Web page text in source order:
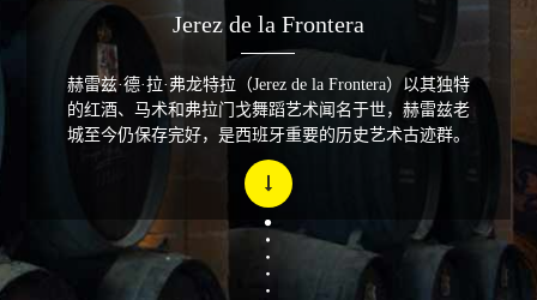
Jerez de la Frontera
赫雷兹·德·拉·弗龙特拉（Jerez de la Frontera）以其独特
的红酒、马术和弗拉门戈舞蹈艺术闻名于世，赫雷兹老
城至今仍保存完好，是西班牙重要的历史艺术古迹群。